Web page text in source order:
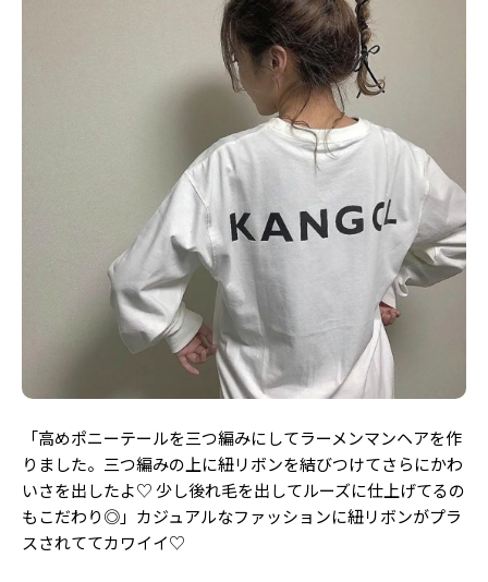
Follow us
ST member
新規会員登録・ログイン
「高めポニーテールを三つ編みにしてラーメンマンヘアを作
りました。三つ編みの上に紐リボンを結びつけてさらにかわ
いさを出したよ♡ 少し後れ毛を出してルーズに仕上げてるの
もこだわり◎」カジュアルなファッションに紐リボンがプラ
スされててカワイイ♡